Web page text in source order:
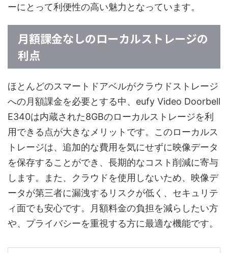
ーにとって利便性の高い魅力となっています。
月額課金なしのローカルストレージの
利点
ほとんどのスマートドアベルがクラウドストレージ
への月額課金を必要とする中、eufy Video Doorbell
E340は内蔵された8GBのローカルストレージを利
用できる点が大きなメリットです。このローカルス
トレージは、追加的な費用を気にせずに映像データ
を保存することができ、長期的なコスト削減に寄与
します。また、クラウドを使用しないため、映像デ
ータが第三者に漏洩するリスクが低く、セキュリテ
ィ面でも安心です。月額料金の負担を減らしたい方
や、プライバシーを重視する方に最適な機能です。